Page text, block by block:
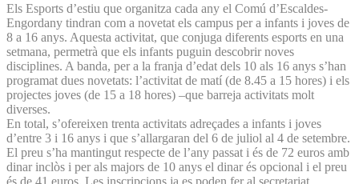
Els Esports d’estiu que organitza cada any el Comú d’Escaldes-
Engordany tindran com a novetat els campus per a infants i joves de
8 a 16 anys. Aquesta activitat, que conjuga diferents esports en una
setmana, permetrà que els infants puguin descobrir noves
disciplines. A banda, per a la franja d’edat dels 10 als 16 anys s’han
programat dues novetats: l’activitat de matí (de 8.45 a 15 hores) i els
projectes joves (de 15 a 18 hores) –que barreja activitats molt
diverses.
En total, s’ofereixen trenta activitats adreçades a infants i joves
d’entre 3 i 16 anys i que s’allargaran del 6 de juliol al 4 de setembre.
El preu s’ha mantingut respecte de l’any passat i és de 72 euros amb
dinar inclòs i per als majors de 10 anys el dinar és opcional i el preu
és de 41 euros. Les inscripcions ja es poden fer al secretariat